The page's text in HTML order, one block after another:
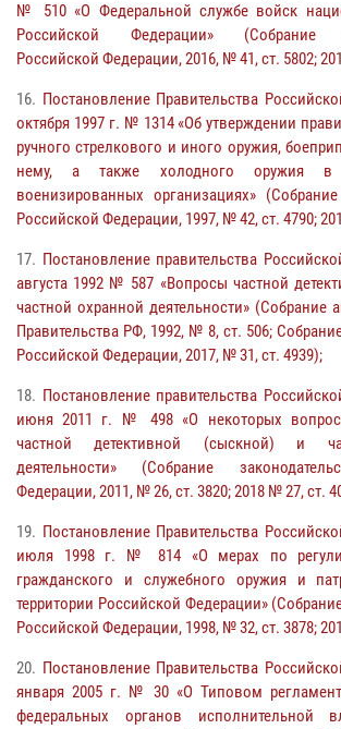
№ 510 «О Федеральной службе войск
Российской Федерации» (Собрание
Российской Федерации, 2016, № 41, ст. 5802;
16. Постановление Правительства
октября 1997 г. № 1314 «Об утверждении
ручного стрелкового и иного оружия,
нему, а также холодного оружия в
военизированных организациях» (Собрание
Российской Федерации, 1997, № 42, ст. 4790;
17. Постановление правительства
августа 1992 № 587 «Вопросы частной
частной охранной деятельности» (Собрание
Правительства РФ, 1992, № 8, ст. 506;
Российской Федерации, 2017, № 31, ст. 4939);
18. Постановление правительства
июня 2011 г. № 498 «О некоторых
частной детективной (сыскной) и
деятельности» (Собрание
Федерации, 2011, № 26, ст. 3820; 2018 № 27, ст.
19. Постановление Правительства
июля 1998 г. № 814 «О мерах по
гражданского и служебного оружия и
территории Российской Федерации»
Российской Федерации, 1998, № 32, ст. 3878;
20. Постановление Правительства
января 2005 г. № 30 «О Типовом
федеральных органов исполнительной